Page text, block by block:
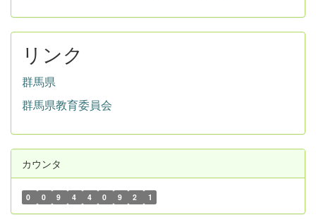
リンク
群馬県
群馬県教育委員会
カウンタ
0 0 9 4 4 0 9 2 1